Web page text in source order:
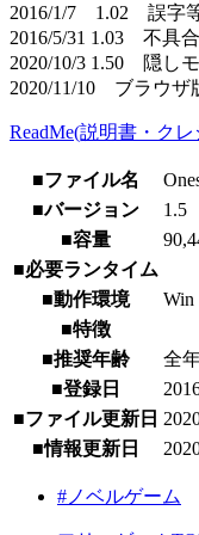
2016/1/7 1.02 誤字
2016/5/31 1.03 不具
2020/10/3 1.50 隠し
2020/11/10 ブラウザ
ReadMe(説明書・ク
■ファイル名
■バージョン
1.5
■容量
■必要ランタイム
■動作環境
Win
■特徴
■推奨年齢
全
■登録日
■ファイル更新日
■情報更新日
#ノベルゲーム